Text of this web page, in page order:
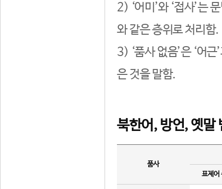
2) ‘어미’와 ‘접사’는
와 같은 층위로 처리함.
3) ‘품사 없음’은 ‘어
은 것을 말함.
북한어, 방언, 옛말
품사
표제어